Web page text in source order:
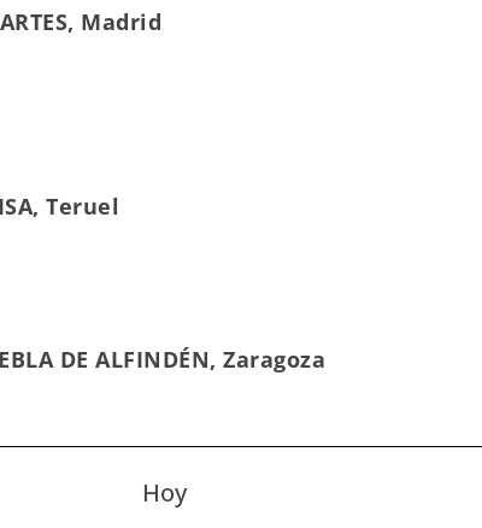
Madrid
Teruel
DE ALFINDÉN, Zaragoza
Hoy